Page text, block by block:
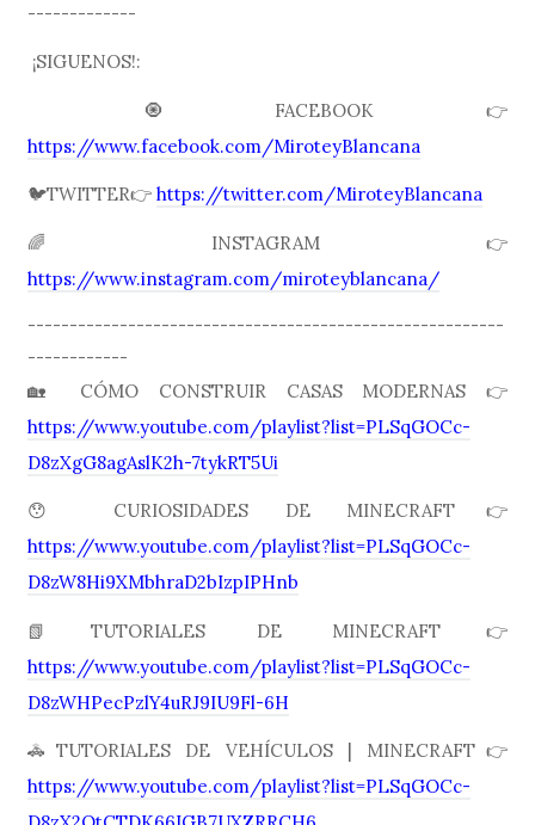
-------------
¡SIGUENOS!:
🧿FACEBOOK👉
https://www.facebook.com/MiroteyBlancana
🐦TWITTER👉https://twitter.com/MiroteyBlancana
🌈INSTAGRAM👉
https://www.instagram.com/miroteyblancana/
---------------------------------------------------------
------------
🏡 CÓMO CONSTRUIR CASAS MODERNAS 👉
https://www.youtube.com/playlist?list=PLSqGOCc-
D8zXgG8agAslK2h-7tykRT5Ui
😯 CURIOSIDADES DE MINECRAFT👉
https://www.youtube.com/playlist?list=PLSqGOCc-
D8zW8Hi9XMbhraD2bIzpIPHnb
📗TUTORIALES DE MINECRAFT👉
https://www.youtube.com/playlist?list=PLSqGOCc-
D8zWHPecPzlY4uRJ9IU9Fl-6H
🚓TUTORIALES DE VEHÍCULOS | MINECRAFT👉
https://www.youtube.com/playlist?list=PLSqGOCc-